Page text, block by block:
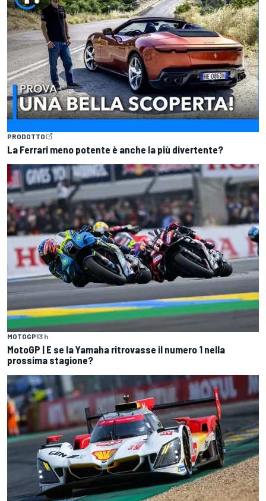
PRODOTTO
La Ferrari meno potente è anche la più divertente?
MOTOGP13 h
MotoGP | E se la Yamaha ritrovasse il numero 1 nella
prossima stagione?